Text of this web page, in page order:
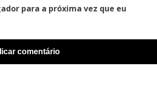
para a próxima vez que eu